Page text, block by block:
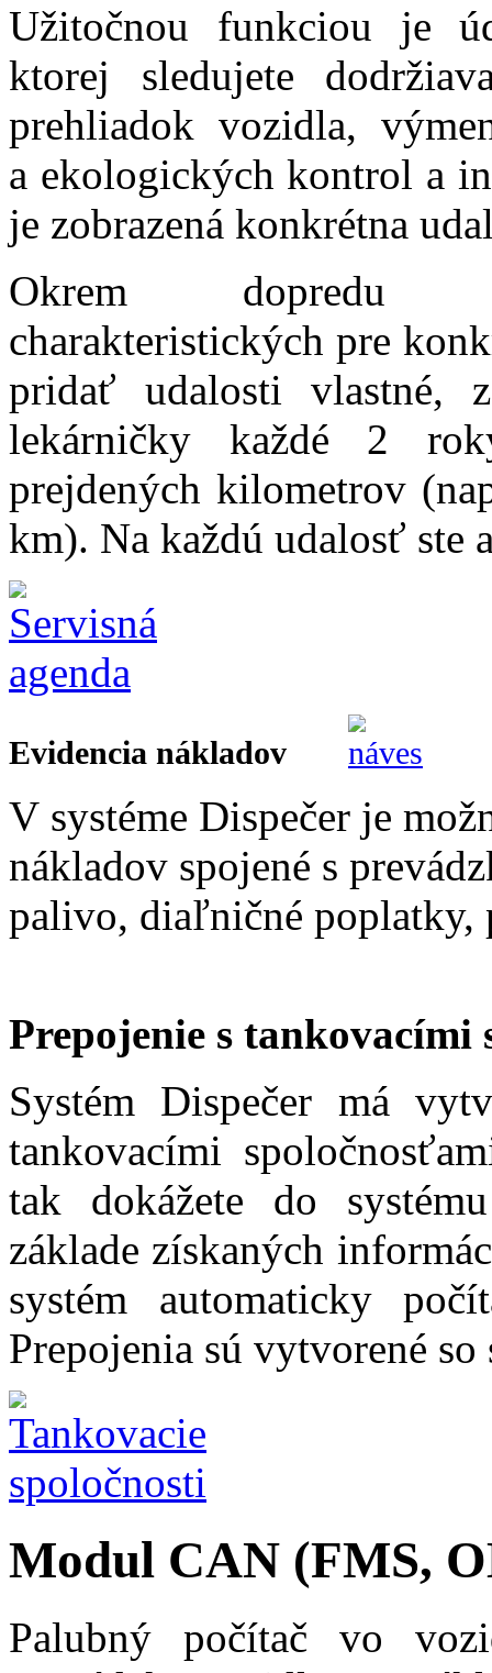
Užitočnou funkciou je
ktorej sledujete
prehliadok vozidla,
a ekologických kontrol a
je zobrazená konkrétna
Okrem dopredu
charakteristických pre
pridať udalosti vlastné,
lekárničky každé 2
prejdených kilometrov
km). Na každú udalosť ste
Evidencia nákladov
V systéme Dispečer je
nákladov spojené s
palivo, diaľničné poplatky,
Prepojenie s tankovacími
Systém Dispečer má
tankovacími
tak dokážete do
základe získaných
systém automaticky
Prepojenia sú vytvorené
Modul CAN (FMS,
Palubný počítač vo